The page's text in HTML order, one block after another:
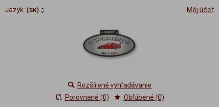
Jazyk: (SK) Môj účet
Rozšírené vyhľadávanie
Porovnané (0)
Obľúbené (0)